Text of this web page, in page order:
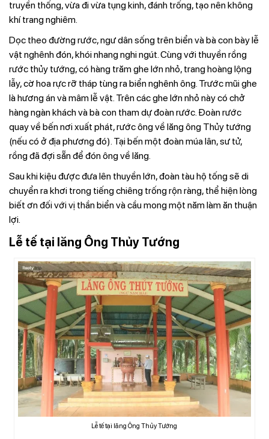
truyền thống, vừa đi vừa tụng kinh, đánh trống, tạo nên không
khí trang nghiêm.
Dọc theo đường rước, ngư dân sống trên biển và bà con bày lễ
vật nghênh đón, khói nhang nghi ngút. Cùng với thuyền rồng
rước thủy tướng, có hàng trăm ghe lớn nhỏ, trang hoàng lộng
lẫy, cờ hoa rực rỡ tháp tùng ra biển nghênh ông. Trước mũi ghe
là hương án và mâm lễ vật. Trên các ghe lớn nhỏ này có chở
hàng ngàn khách và bà con tham dự đoàn rước. Đoàn rước
quay về bến nơi xuất phát, rước ông về lăng ông Thủy tướng
(nếu có ở địa phương đó). Tại bến một đoàn múa lân, sư tử,
rồng đã đợi sẵn để đón ông về lăng.
Sau khi kiệu được đưa lên thuyền lớn, đoàn tàu hộ tống sẽ di
chuyển ra khơi trong tiếng chiêng trống rộn ràng, thể hiện lòng
biết ơn đối với vị thần biển và cầu mong một năm làm ăn thuận
lợi.
Lễ tế tại lăng Ông Thủy Tướng
Lễ tế tại lăng Ông Thủy Tướng